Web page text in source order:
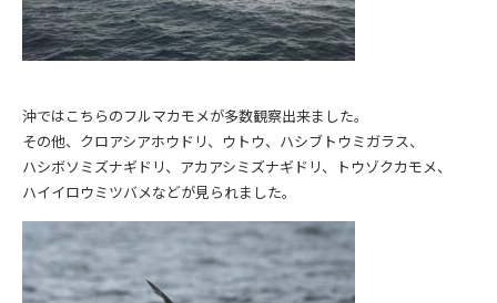
沖ではこちらのフルマカモメが多数観察出来ました。
その他、クロアシアホウドリ、ウトウ、ハシブトウミガラス、
ハシボソミズナギドリ、アカアシミズナギドリ、トウゾクカモメ、
ハイイロウミツバメなどが見られました。